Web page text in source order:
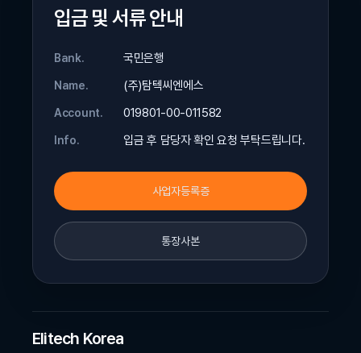
입금 및 서류 안내
Bank. 국민은행
Name. (주)탐텍씨엔에스
Account. 019801-00-011582
Info. 입금 후 담당자 확인 요청 부탁드립니다.
사업자등록증
통장사본
Elitech Korea